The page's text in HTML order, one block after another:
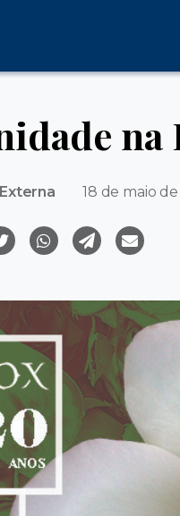
18 de maio